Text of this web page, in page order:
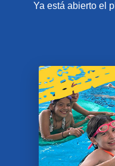
Ya está abierto el